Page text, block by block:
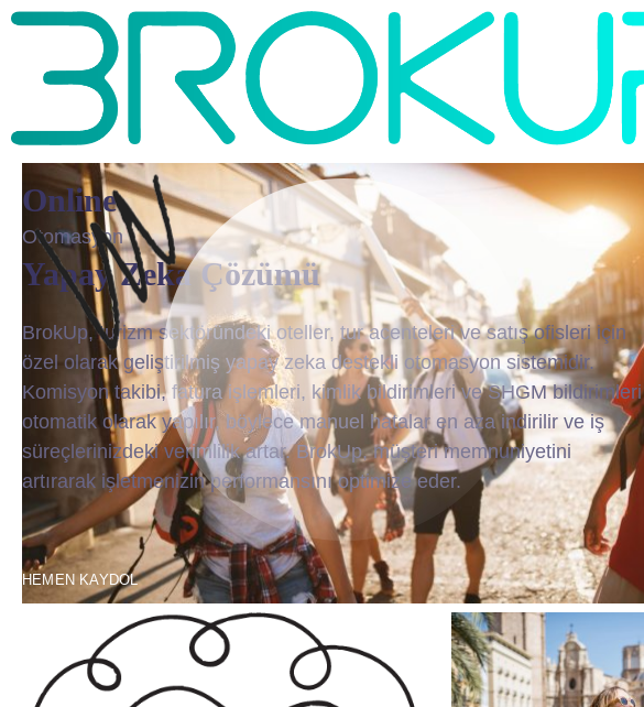
Online
Acenta
Yapay Zeka Çözümü
BrokUp, turizm sektöründeki oteller, tur acenteleri ve satış ofisleri için
özel olarak geliştirilmiş yapay zeka destekli otomasyon sistemidir.
Komisyon takibi, fatura işlemleri, kimlik bildirimleri ve SHGM bildirimleri
otomatik olarak yapılır, böylece manuel hatalar en aza indirilir ve iş
süreçlerinizdeki verimlilik artar. BrokUp, müşteri memnuniyetini
artırarak işletmenizin performansını optimize eder.
HEMEN KAYDOL